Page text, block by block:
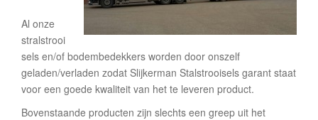
Al onze
stralstrooi
sels en/of bodembedekkers worden door onszelf
geladen/verladen zodat Slijkerman Stalstrooisels garant staat
voor een goede kwaliteit van het te leveren product.
Bovenstaande producten zijn slechts een greep uit het